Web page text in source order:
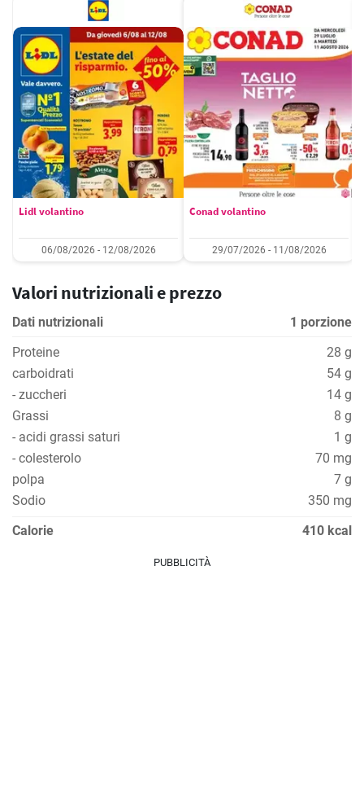
Lidl volantino
06/08/2026 - 12/08/2026
Conad volantino
29/07/2026 - 11/08/2026
Valori nutrizionali e prezzo
Dati nutrizionali
1 porzione
Proteine
28 g
carboidrati
54 g
- zuccheri
14 g
Grassi
8 g
- acidi grassi saturi
1 g
- colesterolo
70 mg
polpa
7 g
Sodio
350 mg
Calorie
410 kcal
PUBBLICITÀ